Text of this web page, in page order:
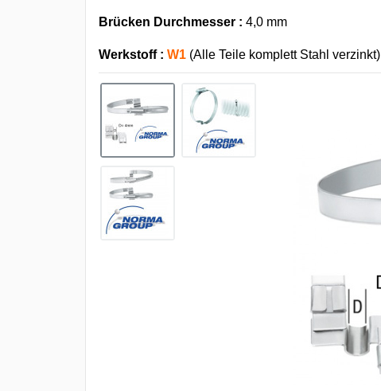
Brücken Durchmesser : 4,0 mm
Werkstoff : W1 (Alle Teile komplett Stahl verzinkt)